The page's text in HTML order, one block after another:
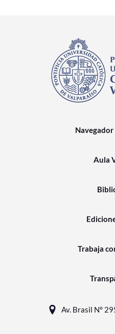
Aula
Trabaja
Av. Brasil N°